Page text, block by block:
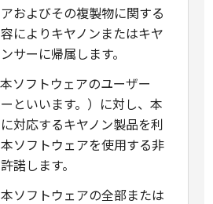
およびその複製物に関する
によりキヤノンまたはキヤ
サーに帰属します。
ソフトウェアのユーザー
ーといいます。）に対し、本
対応するキヤノン製品を利
ソフトウェアを使用する非
諾します。
ソフトウェアの全部または